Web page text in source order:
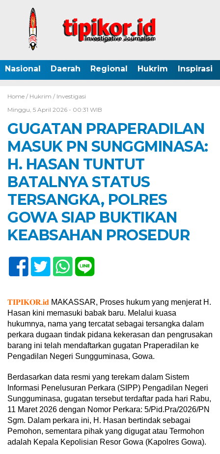
Nasional Daerah Regional Hukrim Inspirasi
Home / Hukrim / Investigasi
Minggu, 5 April 2026 - 00:31 WIB
GUGATAN PRAPERADILAN
MASUK PN SUNGGMINASA:
H. HASAN TUNTUT
BATALNYA STATUS
TERSANGKA, POLRES
GOWA SIAP BUKTIKAN
KEABSAHAN PROSEDUR
𝐓𝐈𝐏𝐈𝐊𝐎𝐑.𝐢𝐝 MAKASSAR, Proses hukum yang menjerat H.
Hasan kini memasuki babak baru. Melalui kuasa
hukumnya, nama yang tercatat sebagai tersangka dalam
perkara dugaan tindak pidana kekerasan dan pengrusakan
barang ini telah mendaftarkan gugatan Praperadilan ke
Pengadilan Negeri Sungguminasa, Gowa.
Berdasarkan data resmi yang terekam dalam Sistem
Informasi Penelusuran Perkara (SIPP) Pengadilan Negeri
Sungguminasa, gugatan tersebut terdaftar pada hari Rabu,
11 Maret 2026 dengan Nomor Perkara: 5/Pid.Pra/2026/PN
Sgm. Dalam perkara ini, H. Hasan bertindak sebagai
Pemohon, sementara pihak yang digugat atau Termohon
adalah Kepala Kepolisian Resor Gowa (Kapolres Gowa).